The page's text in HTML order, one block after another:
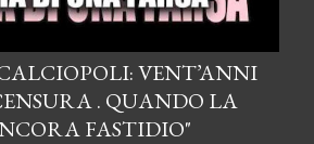
VENT’ANNI
. QUANDO LA
FASTIDIO"